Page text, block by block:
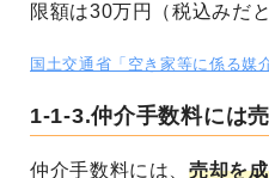
限額は30万円（税込みだ
国土交通省「空き家等に係る媒
1-1-3.仲介手数料には
仲介手数料には、売却を